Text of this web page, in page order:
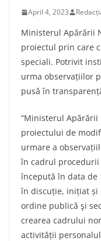
April 4, 2023
Ministerul Apărării
proiectul prin care
speciali. Potrivit
urma observațiilor
pusă în
“Ministerul Apărării
proiectului de
urmare a
în cadrul
începută în data de
în discuție, inițiat și
ordine publică şi
crearea cadrului
activității